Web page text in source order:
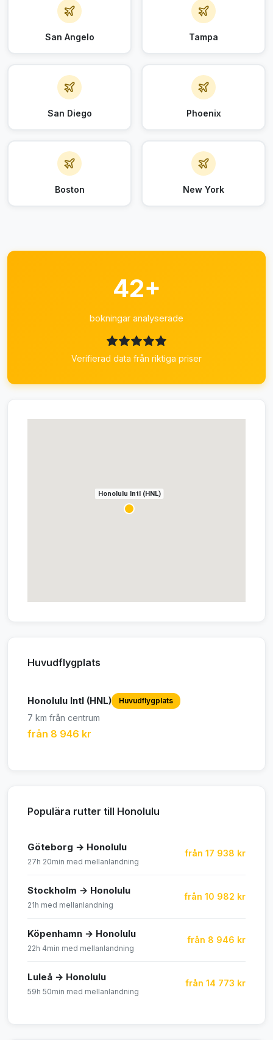
San Angelo Tampa
San Diego Phoenix
Boston New York
42+
bokningar analyserade
Verifierad data från riktiga priser
Honolulu Intl (HNL)
Huvudflygplats
Honolulu Intl (HNL) Huvudflygplats
7 km från centrum
från 8 946 kr
Populära rutter till Honolulu
Göteborg → Honolulu
27h 20min med mellanlandning
från 17 938 kr
Stockholm → Honolulu
21h med mellanlandning
från 10 982 kr
Köpenhamn → Honolulu
22h 4min med mellanlandning
från 8 946 kr
Luleå → Honolulu
59h 50min med mellanlandning
från 14 773 kr